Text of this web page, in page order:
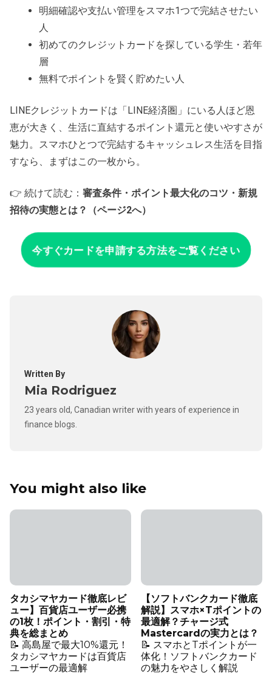
明細確認や支払い管理をスマホ1つで完結させたい
人
初めてのクレジットカードを探している学生・若年
層
無料でポイントを賢く貯めたい人
LINEクレジットカードは「LINE経済圏」にいる人ほど恩
恵が大きく、生活に直結するポイント還元と使いやすさが
魅力。スマホひとつで完結するキャッシュレス生活を目指
すなら、まずはこの一枚から。
👉 続けて読む： 審査条件・ポイント最大化のコツ・新規
招待の実態とは？（ページ2へ）
今すぐカードを申請する方法をご覧ください
Written By
Mia Rodriguez
23 years old, Canadian writer with years of experience in
finance blogs.
You might also like
タカシマヤカード徹底レビ
ュー】百貨店ユーザー必携
の1枚！ポイント・割引・特
典を総まとめ
📝 高島屋で最大10%還元！
タカシマヤカードは百貨店
ユーザーの最適解
【ソフトバンクカード徹底
解説】スマホ×Tポイントの
最適解？チャージ式
Mastercardの実力とは？
📝 スマホとTポイントが一
体化！ソフトバンクカード
の魅力をやさしく解説